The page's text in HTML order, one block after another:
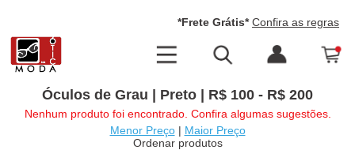
*Frete Grátis* Confira as regras
Óculos de Grau | Preto | R$ 100 - R$ 200
Nenhum produto foi encontrado. Confira algumas sugestões.
Menor Preço| Maior Preço
Ordenar produtos